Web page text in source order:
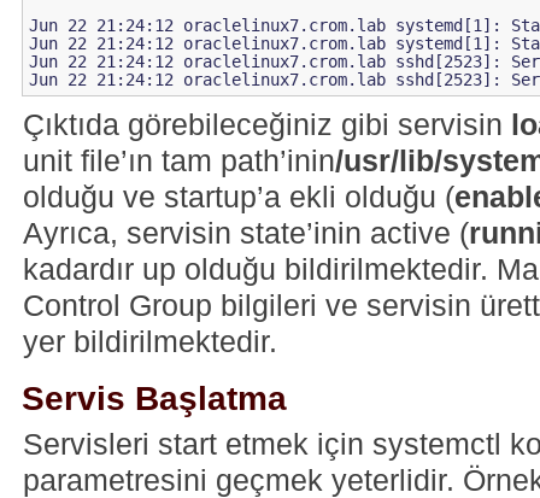
Jun 22 21:24:12 oraclelinux7.crom.lab systemd[1]:
Jun 22 21:24:12 oraclelinux7.crom.lab systemd[1]:
Jun 22 21:24:12 oraclelinux7.crom.lab sshd[2523]:
Çıktıda görebileceğiniz gibi servisin
unit file’ın tam path’inin/usr/lib/
olduğu ve startup’a ekli olduğu (
Ayrıca, servisin state’inin active (
kadardır up olduğu bildirilmektedir.
Control Group bilgileri ve servisin
yer bildirilmektedir.
Servis Başlatma
Servisleri start etmek için systemctl
parametresini geçmek yeterlidir.